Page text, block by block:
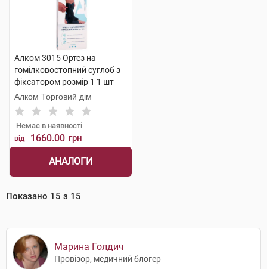
Алком 3015 Ортез на
гомілковостопний суглоб з
фіксатором розмір 1 1 шт
Алком Торговий дім
Немає в наявності
від 1660.00 грн
АНАЛОГИ
Показано 15 з 15
Марина Голдич
Провізор, медичний блогер